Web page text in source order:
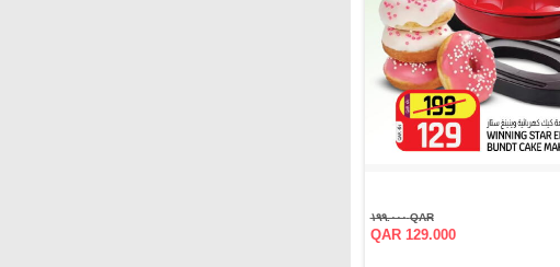
QAR ١٩٩.٠٠٠
QAR 129.000